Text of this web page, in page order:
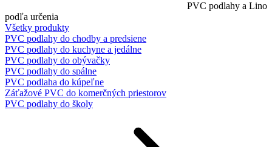
PVC podlahy a Lino
podľa určenia
Všetky produkty
PVC podlahy do chodby a predsiene
PVC podlahy do kuchyne a jedálne
PVC podlahy do obývačky
PVC podlahy do spálne
PVC podlaha do kúpeľne
Záťažové PVC do komerčných priestorov
PVC podlahy do školy